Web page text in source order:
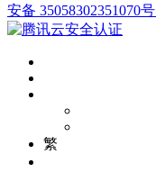
安备 35058302351070号
繁